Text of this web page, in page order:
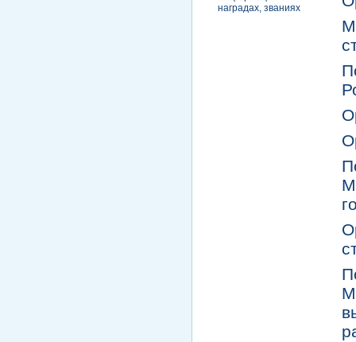
наградах, званиях